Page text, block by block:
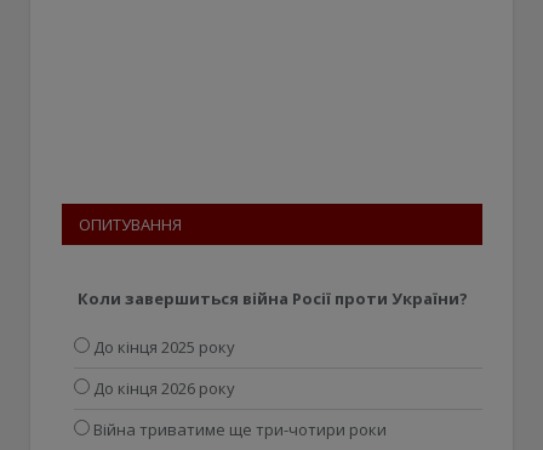
ОПИТУВАННЯ
Коли завершиться війна Росії проти України?
До кінця 2025 року
До кінця 2026 року
Війна триватиме ще три-чотири роки